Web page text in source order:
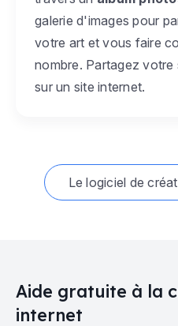
galerie d'images pour
votre art et vous faire
nombre. Partagez
sur un site internet.
Le logiciel de
Aide gratuite à la
internet